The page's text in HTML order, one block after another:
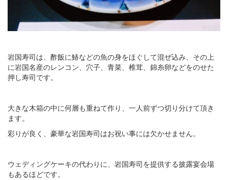
岩国寿司は、酢飯に鰆などの魚の身をほぐして混ぜ込み、その上
に岩国名産のレンコン、穴子、青菜、椎茸、錦糸卵などをのせた
押し寿司です。
大きな木箱の中に何層も重ねて作り、一人前ずつ切り分けて頂き
ます。
彩りが良く、豪華な岩国寿司はお祝い事には欠かせません。
ウェディングケーキの代わりに、岩国寿司を提供する披露宴会場
もあるほどです。